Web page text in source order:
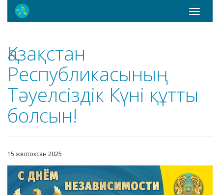
Toggle
Қазақстан
Республикасының
Тәуелсіздік Күні құтты
болсын!
15 желтоксан 2025